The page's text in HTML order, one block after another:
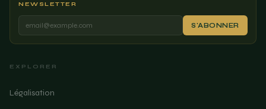
NEWSLETTER
S'ABONNER
EXPLORER
Légalisation